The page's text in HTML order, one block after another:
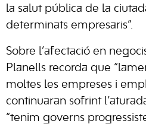
la salut pública de la
determinats empresaris”.
Sobre l’afectació en
Planells recorda que
moltes les empreses i
continuaran sofrint
“tenim governs